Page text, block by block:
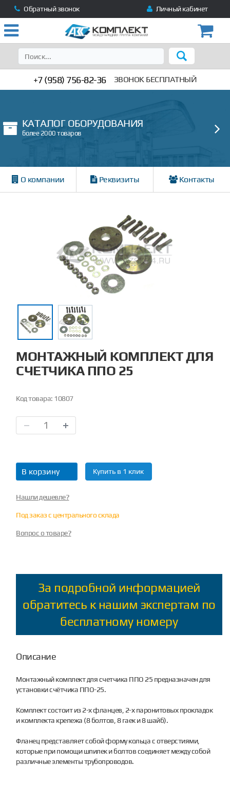
Обратный звонок Личный кабинет
+7 (958) 756-82-36 ЗВОНОК БЕСПЛАТНЫЙ
КАТАЛОГ ОБОРУДОВАНИЯ
более 2000 товаров
О компании Реквизиты Контакты
МОНТАЖНЫЙ КОМПЛЕКТ ДЛЯ
СЧЕТЧИКА ППО 25
Код товара: 10807
В корзину Купить в 1 клик
Нашли дешевле?
Под заказ с центрального склада
Вопрос о товаре?
За подробной информацией
обратитесь к нашим экспертам по
бесплатному номеру
Описание
Монтажный комплект для счетчика ППО 25 предназначен для
установки счётчика ППО-25.
Комплект состоит из 2-х фланцев, 2-х паронитовых прокладок
и комплекта крепежа (8 болтов, 8 гаек и 8 шайб).
Фланец представляет собой форму кольца с отверстиями,
которые при помощи шпилек и болтов соединяет между собой
различные элементы трубопроводов.